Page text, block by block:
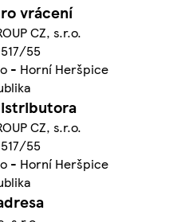
vrácení
CZ, s.r.o.
55
- Horní Heršpice
CZ, s.r.o.
55
- Horní Heršpice